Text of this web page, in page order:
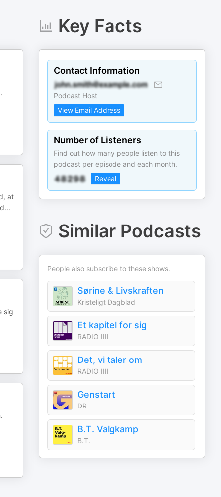
at
...
sig
Key Facts
Contact Information
Podcast Host
View Email Address
Number of Listeners
Find out how many people listen to this
podcast per episode and each month.
Reveal
Similar Podcasts
People also subscribe to these shows.
Sørine & Livskraften
Kristeligt Dagblad
Et kapitel for sig
RADIO IIII
Det, vi taler om
RADIO IIII
Genstart
DR
B.T. Valgkamp
B.T.